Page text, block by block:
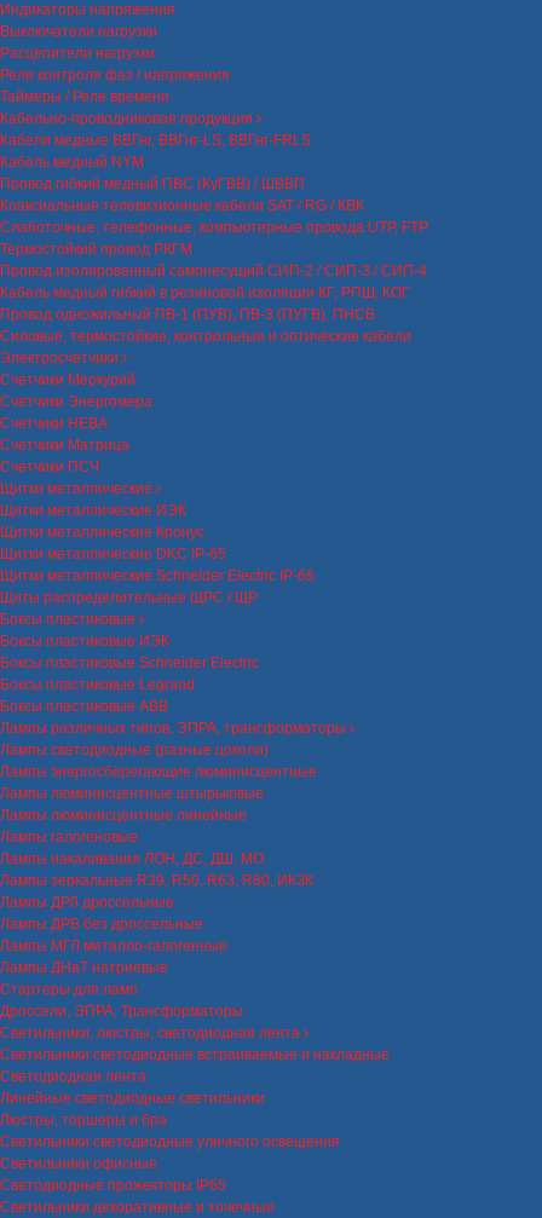
Индикаторы напряжения
Выключатели нагрузки
Расцепители нагрузки
Реле контроля фаз / напряжения
Таймеры / Реле времени
Кабельно-проводниковая продукция
Кабели медные ВВГнг, ВВГнг-LS, ВВГнг-FRLS
Кабель медный NYM
Провод гибкий медный ПВС (КуГВВ) / ШВВП
Коаксиальные телевизионные кабели SAT / RG / КВК
Слаботочные, телефонные, компьютерные провода UTP, FTP
Термостойкий провод РКГМ
Провод изолированный самонесущий СИП-2 / СИП-3 / СИП-4
Кабель медный гибкий в резиновой изоляции КГ, РПШ, КОГ
Провод одножильный ПВ-1 (ПУВ), ПВ-3 (ПУГВ), ПНСВ
Силовые, термостойкие, контрольные и оптические кабели
Электросчетчики
Счетчики Меркурий
Счетчики Энергомера
Счетчики НЕВА
Счетчики Матрица
Счетчики ПСЧ
Щитки металлические
Щитки металлические ИЭК
Щитки металлические Кронус
Щитки металлические DKC IP-65
Щитки металлические Schneider Electric IP-66
Щиты распределительные ЩРС / ЩР
Боксы пластиковые
Боксы пластиковые ИЭК
Боксы пластиковые Schneider Electric
Боксы пластиковые Legrand
Боксы пластиковые ABB
Лампы различных типов, ЭПРА, трансформаторы
Лампы светодиодные (разные цоколи)
Лампы энергосберегающие люминисцентные
Лампы люминисцентные штырьковые
Лампы люминисцентные линейные
Лампы галогеновые
Лампы накаливания ЛОН, ДС, ДШ, МО
Лампы зеркальные R39, R50, R63, R80, ИКЗК
Лампы ДРЛ дроссельные
Лампы ДРВ без дроссельные
Лампы МГЛ металло-галогенные
Лампы ДНаТ натриевые
Стартеры для ламп
Дроссели, ЭПРА, Трансформаторы
Светильники, люстры, светодиодная лента
Светильники светодиодные встраиваемые и накладные
Светодиодная лента
Линейные светодиодные светильники
Люстры, торшеры и бра
Светильники светодиодные уличного освещения
Светильники офисные
Светодиодные прожекторы IP65
Светильники декоративные и точечные